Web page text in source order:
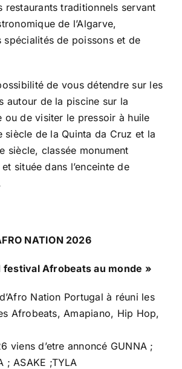
restaurants traditionnels servant
de l’Algarve,
spécialités de poissons et de
de vous détendre sur les
autour de la piscine sur la
ou de visiter le pressoir à huile
siècle de la Quinta da Cruz et la
siècle, classée monument
située dans l’enceinte de
NATION 2026
festival Afrobeats au monde »
Nation Portugal à réuni les
Afrobeats, Amapiano, Hip Hop,
viens d’etre annoncé GUNNA ;
; ASAKE ;TYLA